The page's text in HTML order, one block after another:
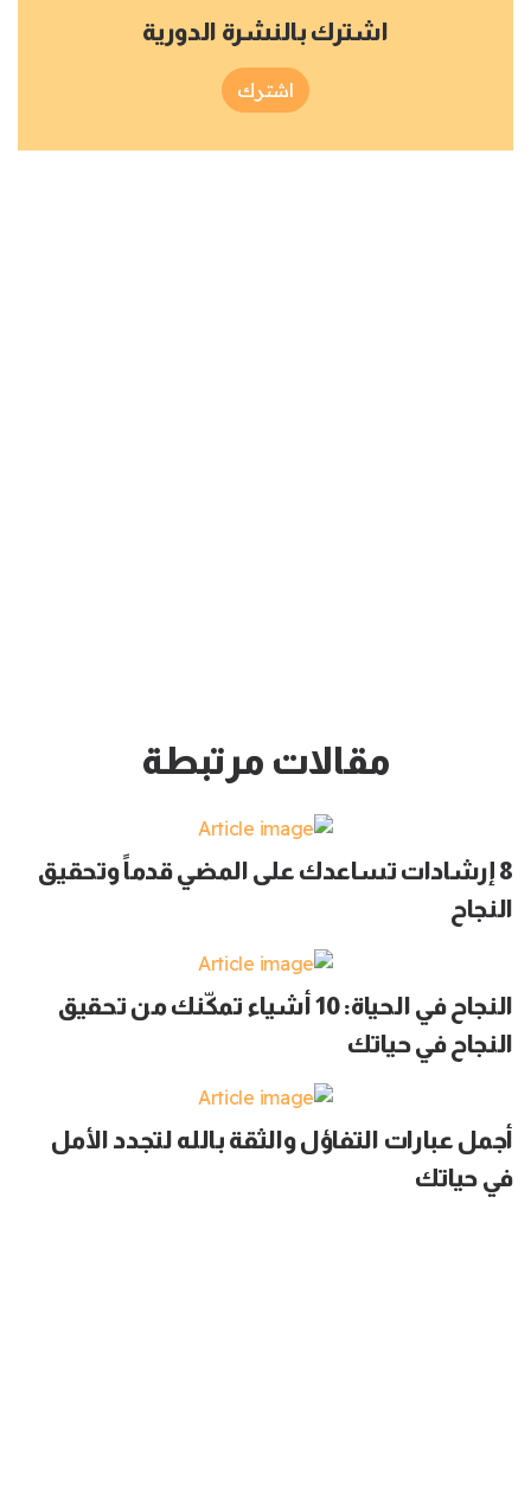
اشترك بالنشرة الدورية
اشترك
مقالات مرتبطة
8 إرشادات تساعدك على المضي قدماً وتحقيق
النجاح
النجاح في الحياة: 10 أشياء تمكّنك من تحقيق
النجاح في حياتك
أجمل عبارات التفاؤل والثقة بالله لتجدد الأمل
في حياتك